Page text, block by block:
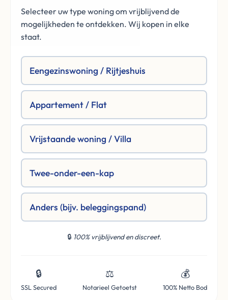
Selecteer uw type woning om vrijblijvend de
mogelijkheden te ontdekken. Wij kopen in elke
staat.
Eengezinswoning / Rijtjeshuis
Appartement / Flat
Vrijstaande woning / Villa
Twee-onder-een-kap
Anders (bijv. beleggingspand)
🔒 100% vrijblijvend en discreet.
🔒
SSL Secured
⚖️
Notarieel Getoetst
💰
100% Netto Bod